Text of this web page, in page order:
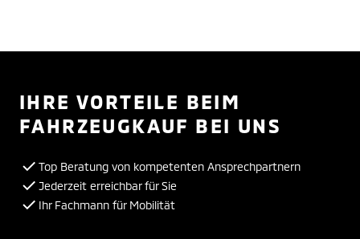
IHRE VORTEILE BEIM
FAHRZEUGKAUF BEI UNS
Top Beratung von kompetenten Ansprechpartnern
Jederzeit erreichbar für Sie
Ihr Fachmann für Mobilität